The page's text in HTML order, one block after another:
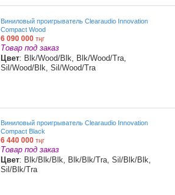
Виниловый проигрыватель Clearaudio Innovation
Compact Wood
6 090 000 тңг
Товар под заказ
Цвет: Blk/Wood/Blk, Blk/Wood/Tra,
Sil/Wood/Blk, Sil/Wood/Tra
Виниловый проигрыватель Clearaudio Innovation
Compact Black
6 440 000 тңг
Товар под заказ
Цвет: Blk/Blk/Blk, Blk/Blk/Tra, Sil/Blk/Blk,
Sil/Blk/Tra